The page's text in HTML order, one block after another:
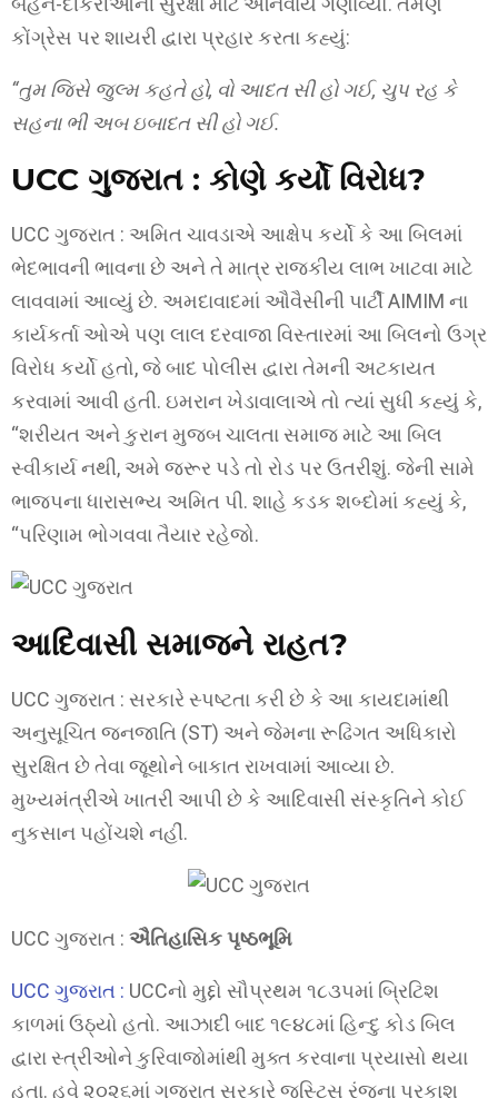
કોંગ્રેસ પર શાયરી દ્વારા પ્રહાર કરતા કહ્યું:
“તુમ જિસે જુલ્મ કહતે હો, વો આદત સી હો ગઈ, ચુપ રહ કે
સહના ભી અબ ઇબાદત સી હો ગઈ.
UCC ગુજરાત : કોણે કર્યો વિરોધ?
UCC ગુજરાત : અમિત ચાવડાએ આક્ષેપ કર્યો કે આ બિલમાં
ભેદભાવની ભાવના છે અને તે માત્ર રાજકીય લાભ ખાટવા માટે
લાવવામાં આવ્યું છે. અમદાવાદમાં ઔવૈસીની પાર્ટી AIMIM ના
કાર્યકર્તા ઓએ પણ લાલ દરવાજા વિસ્તારમાં આ બિલનો ઉગ્ર
વિરોધ કર્યો હતો, જે બાદ પોલીસ દ્વારા તેમની અટકાયત
કરવામાં આવી હતી. ઇમરાન ખેડાવાલાએ તો ત્યાં સુધી કહ્યું કે,
“શરીયત અને કુરાન મુજબ ચાલતા સમાજ માટે આ બિલ
સ્વીકાર્ય નથી, અમે જરૂર પડે તો રોડ પર ઉતરીશું. જેની સામે
ભાજપના ધારાસભ્ય અમિત પી. શાહે કડક શબ્દોમાં કહ્યું કે,
“પરિણામ ભોગવવા તૈયાર રહેજો.
આદિવાસી સમાજને રાહત?
UCC ગુજરાત : સરકારે સ્પષ્ટતા કરી છે કે આ કાયદામાંથી
અનુસૂચિત જનજાતિ (ST) અને જેમના રૂઢિગત અધિકારો
સુરક્ષિત છે તેવા જૂથોને બાકાત રાખવામાં આવ્યા છે.
મુખ્યમંત્રીએ ખાતરી આપી છે કે આદિવાસી સંસ્કૃતિને કોઈ
નુકસાન પહોંચશે નહીં.
UCC ગુજરાત : ઐતિહાસિક પૃષ્ઠભૂમિ
UCC ગુજરાત : UCCનો મુદ્દો સૌપ્રથમ ૧૮૩૫માં બ્રિટિશ
કાળમાં ઉઠ્યો હતો. આઝાદી બાદ ૧૯૪૮માં હિન્દુ કોડ બિલ
દ્વારા સ્ત્રીઓને કુરિવાજોમાંથી મુક્ત કરવાના પ્રયાસો થયા
હતા. હવે ૨૦૨૬માં ગુજરાત સરકારે જસ્ટિસ રંજના પ્રકાશ